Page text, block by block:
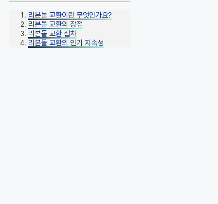
리본돌 교환이란 무엇인가요?
리본돌 교환의 장점
리본돌 교환 절차
리본돌 교환의 인기 지속성